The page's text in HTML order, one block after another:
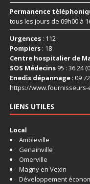
Permanence
tous les jours de 09h00 à
Urgences : 112
Pompiers : 18
Centre hospitalier de
SOS Médecins 95 : 36 24
Enedis dépannage : 09
https://www.fournisseurs-
LIENS UTILES
Local
Ambleville
Genainville
Omerville
Magny en Vexin
Développement